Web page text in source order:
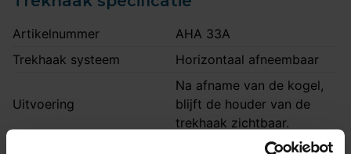
Artikelnummer
AHA 33A
Trekhaak systeem
Horizontaal afneembaar
Uitvoering
Na afname van de kogel,
blijft de houder van de
trekhaak zichtbaar.